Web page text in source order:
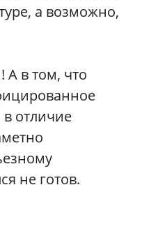
а возможно,
А в том, что
в отличие
не готов.